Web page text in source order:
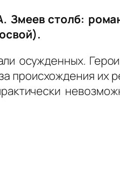
Змеев столб:
осужденных.
происхождения их